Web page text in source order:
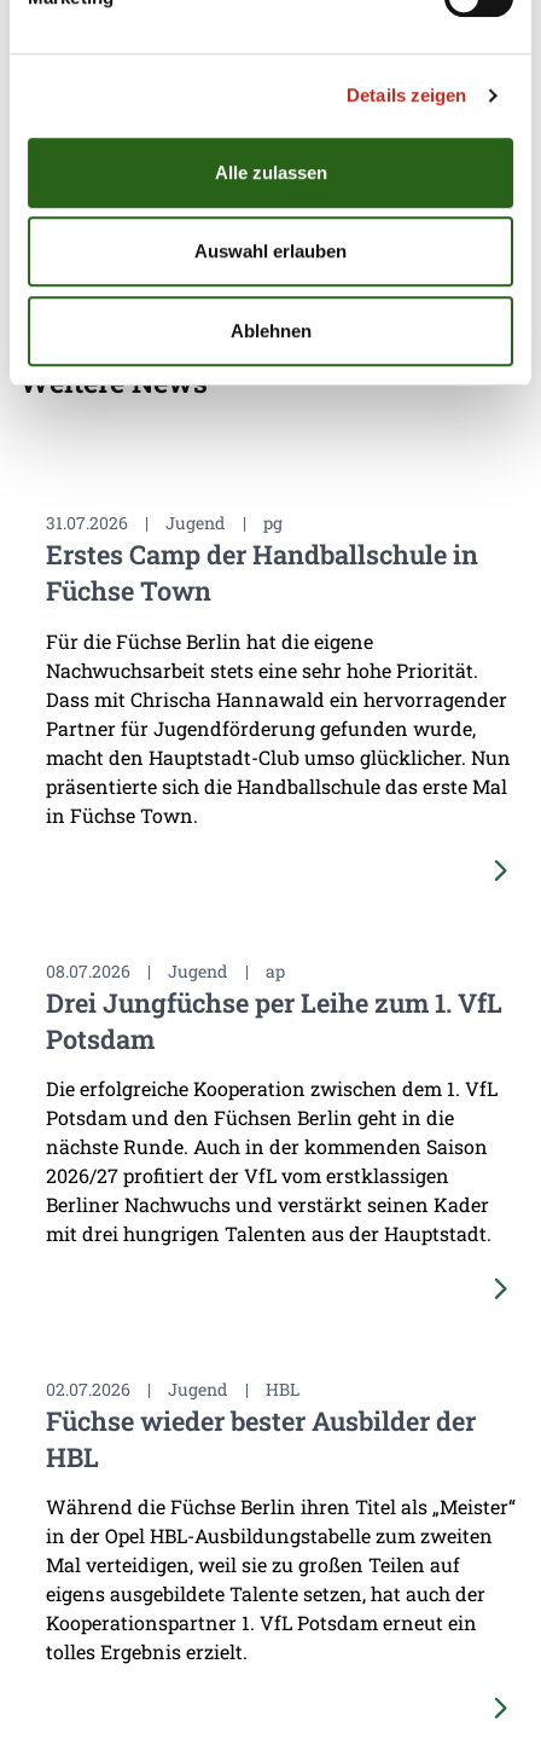
Details zeigen
Alle zulassen
Auswahl erlauben
Ablehnen
sportlichen Ausbildung, wollen beide Seiten auch von
Vermarktung, Spieltagsgestaltung und
Weitere News
31.07.2026 | Jugend | pg
Erstes Camp der Handballschule in
Füchse Town
Für die Füchse Berlin hat die eigene
Nachwuchsarbeit stets eine sehr hohe Priorität.
Dass mit Chrischa Hannawald ein hervorragender
Partner für Jugendförderung gefunden wurde,
macht den Hauptstadt-Club umso glücklicher. Nun
präsentierte sich die Handballschule das erste Mal
in Füchse Town.
08.07.2026 | Jugend | ap
Drei Jungfüchse per Leihe zum 1. VfL
Potsdam
Die erfolgreiche Kooperation zwischen dem 1. VfL
Potsdam und den Füchsen Berlin geht in die
nächste Runde. Auch in der kommenden Saison
2026/27 profitiert der VfL vom erstklassigen
Berliner Nachwuchs und verstärkt seinen Kader
mit drei hungrigen Talenten aus der Hauptstadt.
02.07.2026 | Jugend | HBL
Füchse wieder bester Ausbilder der
HBL
Während die Füchse Berlin ihren Titel als „Meister“
in der Opel HBL-Ausbildungstabelle zum zweiten
Mal verteidigen, weil sie zu großen Teilen auf
eigens ausgebildete Talente setzen, hat auch der
Kooperationspartner 1. VfL Potsdam erneut ein
tolles Ergebnis erzielt.